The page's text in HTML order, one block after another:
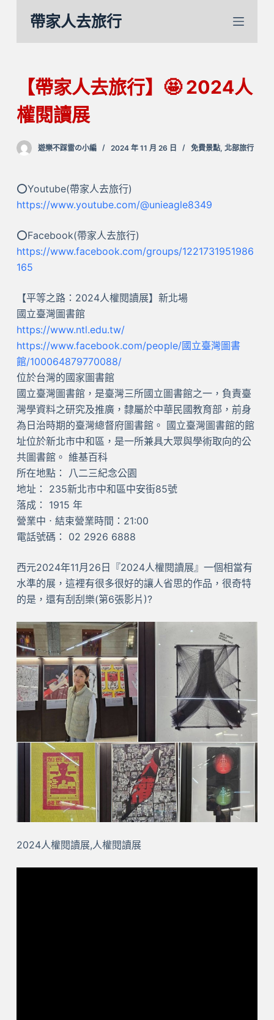
帶家人去旅行
【帶家人去旅行】🤩 2024人
權閱讀展
遊樂不踩雷の小編 2024 年 11 月 26 日 免費景點, 北部旅行
⭕Youtube(帶家人去旅行)
https://www.youtube.com/@unieagle8349
⭕Facebook(帶家人去旅行)
https://www.facebook.com/groups/1221731951986
165
【平等之路：2024人權閱讀展】新北場
國立臺灣圖書館
https://www.ntl.edu.tw/
https://www.facebook.com/people/國立臺灣圖書
館/100064879770088/
位於台灣的國家圖書館
國立臺灣圖書館，是臺灣三所國立圖書館之一，負責臺
灣學資料之研究及推廣，隸屬於中華民國教育部，前身
為日治時期的臺灣總督府圖書館。 國立臺灣圖書館的館
址位於新北市中和區，是一所兼具大眾與學術取向的公
共圖書館。 維基百科
所在地點： 八二三紀念公園
地址： 235新北市中和區中安街85號
落成： 1915 年
營業中 ⋅ 結束營業時間：21:00
電話號碼： 02 2926 6888
西元2024年11月26日『2024人權閱讀展』一個相當有
水準的展，這裡有很多很好的讓人省思的作品，很奇特
的是，還有刮刮樂(第6張影片)?
2024人權閱讀展,人權閱讀展